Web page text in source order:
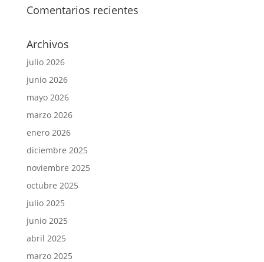
Comentarios recientes
Archivos
julio 2026
junio 2026
mayo 2026
marzo 2026
enero 2026
diciembre 2025
noviembre 2025
octubre 2025
julio 2025
junio 2025
abril 2025
marzo 2025